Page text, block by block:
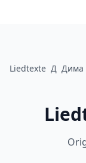
Liedtexte Д Дима